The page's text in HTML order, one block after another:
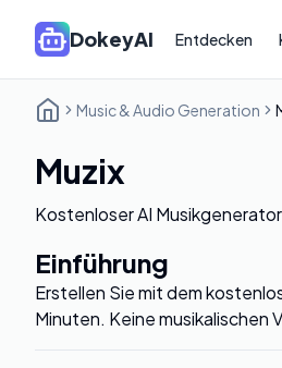
DokeyAI Entdecken
Music & Audio Generation
Muzix
Kostenloser AI
Einführung
Erstellen Sie mit dem
Minuten. Keine musikalischen